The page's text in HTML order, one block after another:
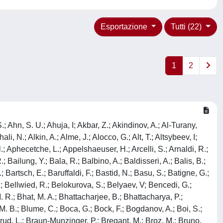
Tutti (22)
Esportazione
1 2
Lakrathok, A.; Lamanna, M.; Langoy, R.; Lapidus, K.; Larionov, P.; Laudi, E.; Lautner, L.; Lavicka, R.; Lazareva, T.; Lea, R.; Lehrbach, J.; Lemmon, R. C.; Monzon, I. Leon; Lesser, E. D.; Lettrich, M.; Levai, P.; Li, X.; Li, X. L.; Lien, J.; Lietava, R.; Lim, B.; Lim, S. H.; Lindenstruth, V; Lindner, A.; Lippmann, C.; Liu, A.; Liu, D. H.; Liu, J.; Lofnes, I. M.; Loginov, V; Loizides, C.; Loncar, P.; Lopez, J. A.; Lopez, X.; Lopez Torres, E.; Luhder, J. R.; Lunardon, M.; Luparello, G.; Ma, Y. G.; Maevskaya, A.; Mager, M.; Mahmoud, T.; Maire, A.; Malaev, M.; Malik, N. M.; Malik, Q. W.; Malik, S. K.; Malinina, L.; Mal'Kevich, D.; Mallick, D.; Mallick, N.; Mandaglio, G.; Manko, V; Manso, F.; Manzari, V; Mao, Y.; Margagliotti, G.; V, ; Margotti, A.; Marin, A.; Markert, C.; Marquard, M.; Martin, N. A.; Martinengo, P.; Martinez, J. L.; Martinez, M.; I, ; Garcia, G. Martinez; Masciocchi, S.; Masera, M.; Masoni, A.; Massacrier, L.; Mastroserio, A.; Mathis, A. M.; Matonoha, O.; Matuoka, P. F. T.; Matyja, A.; Mayer, C.; Mazuecos, A. L.; Mazzaschi, F.; Mazzilli, M.; Mazzoni, M. A.; Mdhluli, J. E.; Mechler, A. F.; Melikyan, Y.; Menchaca-Rocha, A.; Meninno, E.; Menon, A. S.; Meres, M.; Mhlanga, S.; Miake, Y.; Micheletti, L.; Migliorin, L. C.; Mihaylov, D. L.; Mikhaylov, K.; Mishra, A. N.; Modak, A.; Mohanty, A. P.; Mohanty, B.; Khan, M. Mohisin; Molander, M. A.; Moravcova, Z.; Mordasini, C.; De Godoy, D. A. Moreira; Morozov, I; Morsch, A.; Mrnjavac, T.; Muccifora, V; Mudnic, E.; Muehlheim, D.; Muhuri, S.; Mulligan, J. D.; Mulliri, A.; Munhoz, M. G.; Munzer, R. H.; Murakami, H.; Murray, S.; Musa, L.; Musinsky, J.; Myrcha, J. W.; Naik, B.; Nair, R.; Nandi, B. K.; Nania, R.; Nappi, E.; Nassirpour, A. F.; Nath, A.; Nattrass, C.; Neagu, A.; Negru, A.; Nellen, L.; Nesbo, S.; V, ; Neskovic, G.; Nesterov, D.; Nielsen, B. S.; Nikolaev, S.; Nikulin, S.; Nikulin, V; Noferini, F.; Noh, S.; Nomokonov, P.; Norman, J.; Novitzky, N.; Nowakowski, P.; Nyanin, A.; Nystrand, J.; Ogino, M.; Ohlson, A.; Okorokov, V. A.; Oleniacz, J.; Da Silva, A. C. Oliveira; Oliver, M. H.; Onnerstad, A.; Oppedisano, C.; Velasquez, A. Ortiz; Osako, T.; Oskarsson, A.; Otwinowski, J.; Oya, M.; Oyama, K.; Pachmayer, Y.; Padhan, S.; Pagano, D.; Palasciano, A.; Pan, J.; Panebianco, S.; Park, J.; Parkkila, J. E.; Pathak, S. P.; Patra, R. N.; Paul, B.; Pei, H.; Peitzmann, T.; Peng, X.; Pereira, L. G.; Pereira DaCosta, H.; Peresunko, D.; Perez, G. M.; Perrin, S.; Pestov, Y.; Petracek, V.; Petrovici, M.; Pezzi, R. P.; Piano, S.; Pikna, M.; Pillot, P.; Pinazza, O.; Pinsky, L.; Pinto, C.; Pisano, S.; Planinic, M.; Pliquett, F.; Poghosyan, M. G.; Polichtchouk, B.; Politano, S.; Poljak, N.; Pop, A.; Porteboeuf-Houssais, S.; Porter, J.; Pozdniakov, V; Prasad, S. K.; Preghenella, R.; Prino, F.; Pruneau, C. A.; Pshenichnov, I; Puccio, M.; Qiu, S.; Quaglia, L.; Quishpe, R. E.; Ragoni, S.; Rakotozafindrabe, A.; Ramello, L.; Rami, F.; Ramirez, S. A. R.; Ramos, A. G. T.; Rancien, T. A.; Raniwala, R.; Raniwala, S.; Rasanen, S. S.; Ra